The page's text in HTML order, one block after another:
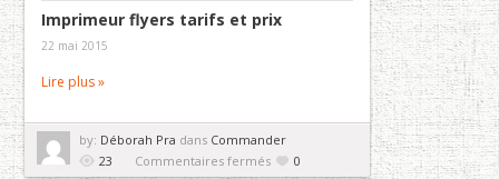
Imprimeur flyers tarifs et prix
22 mai 2015
Lire plus »
by: Déborah Pra dans Commander
23
Commentaires ferméssur 0